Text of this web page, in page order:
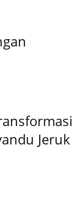
Jeruk